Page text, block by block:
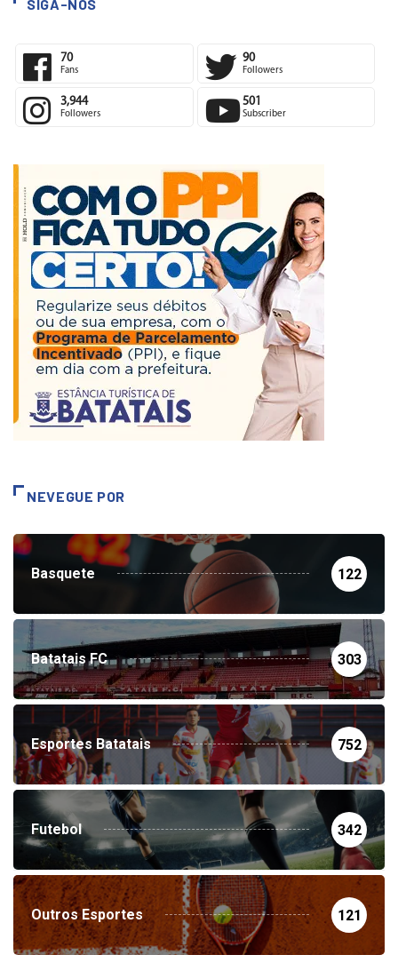
SIGA-NOS
70 90
3,944 501
NEVEGUE POR
Basquete 122
Batatais FC 303
Esportes Batatais 752
Futebol 342
Outros Esportes 121